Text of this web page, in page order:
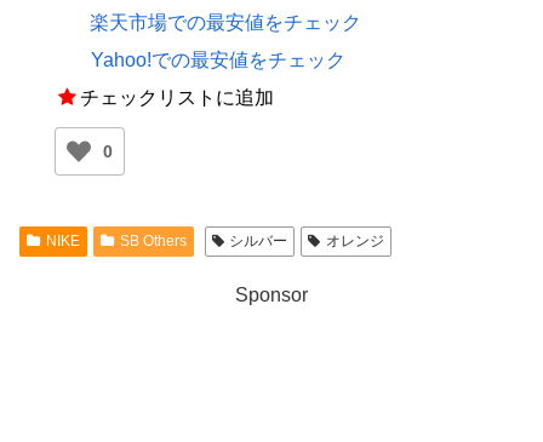
楽天市場での最安値をチェック
Yahoo!での最安値をチェック
チェックリストに追加
0
NIKE SB Others シルバー オレンジ
Sponsor